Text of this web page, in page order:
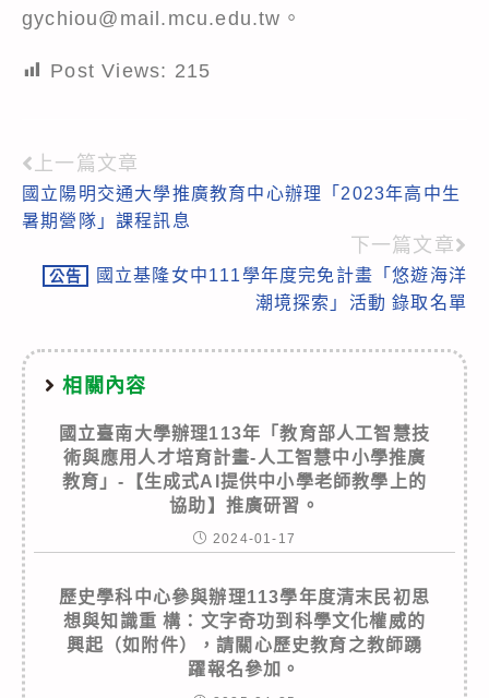
gychiou@mail.mcu.edu.tw。
Post Views: 215
Read
more
上一篇文章
國立陽明交通大學推廣教育中心辦理「2023年高中生
暑期營隊」課程訊息
下一篇文章
公告
國立基隆女中111學年度完免計畫「悠遊海洋
潮境探索」活動 錄取名單
相關內容
國立臺南大學辦理113年「教育部人工智慧技
術與應用人才培育計畫-人工智慧中小學推廣
教育」-【生成式AI提供中小學老師教學上的
協助】推廣研習。
2024-01-17
歷史學科中心參與辦理113學年度清末民初思
想與知識重 構：文字奇功到科學文化權威的
興起（如附件），請關心歷史教育之教師踴
躍報名參加。